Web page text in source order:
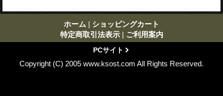
ホーム | ショッピングカート
特定商取引法表示 | ご利用案内
PCサイト
Copyright (C) 2005 www.ksost.com All Rights Reserved.